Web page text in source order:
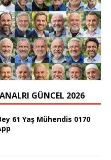
GÜNCEL 2026
61 Yaş Mühendis 0170